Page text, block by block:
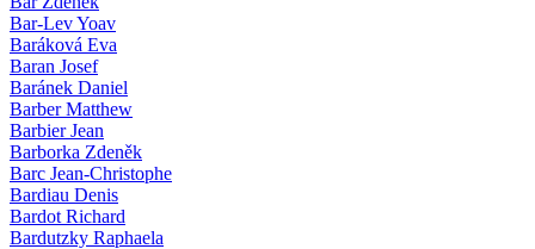
Bar-Lev Yoav
Baráková Eva
Baran Josef
Baránek Daniel
Barber Matthew
Barbier Jean
Barborka Zdeněk
Barc Jean-Christophe
Bardiau Denis
Bardot Richard
Bardutzky Raphaela